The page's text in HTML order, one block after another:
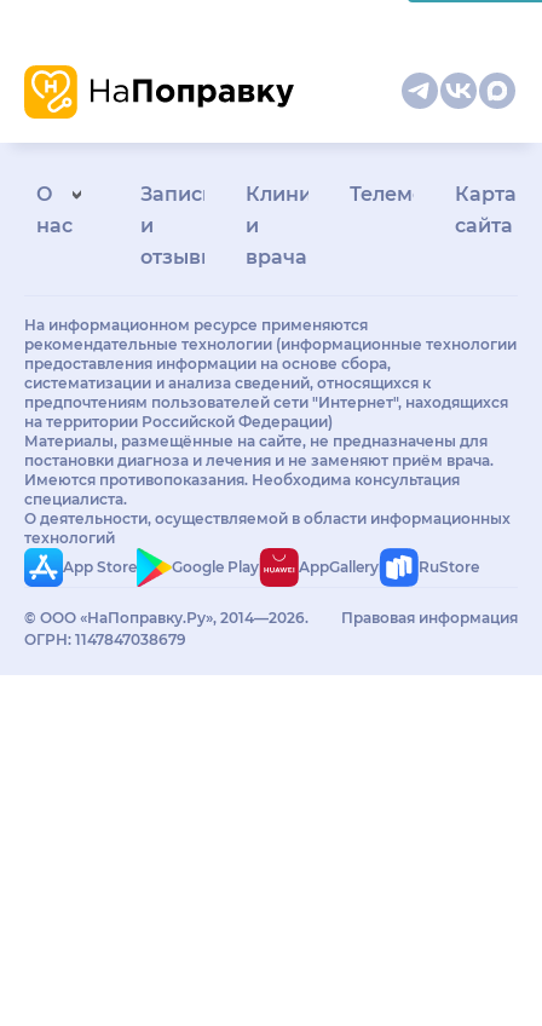
О
нас
Запись
и
отзывы
Клиникам
и
врачам
Телемедицина
Карта
сайта
На информационном ресурсе применяются
рекомендательные технологии (информационные технологии
предоставления информации на основе сбора,
систематизации и анализа сведений, относящихся к
предпочтениям пользователей сети "Интернет", находящихся
на территории Российской Федерации)
Материалы, размещённые на сайте, не предназначены для
постановки диагноза и лечения и не заменяют приём врача.
Имеются противопоказания. Необходима консультация
специалиста.
О деятельности, осуществляемой в области информационных
технологий
App Store
Google Play AppGallery RuStore
© ООО «НаПоправку.Ру», 2014—2026.
ОГРН: 1147847038679
Правовая информация